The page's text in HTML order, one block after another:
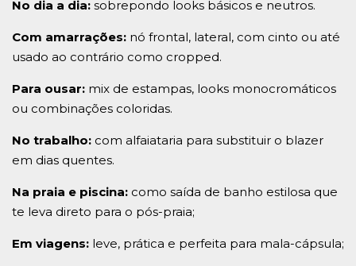
No dia a dia: sobrepondo looks básicos e neutros.
Com amarrações: nó frontal, lateral, com cinto ou até
usado ao contrário como cropped.
Para ousar: mix de estampas, looks monocromáticos
ou combinações coloridas.
No trabalho: com alfaiataria para substituir o blazer
em dias quentes.
Na praia e piscina: como saída de banho estilosa que
te leva direto para o pós-praia;
Em viagens: leve, prática e perfeita para mala-cápsula;